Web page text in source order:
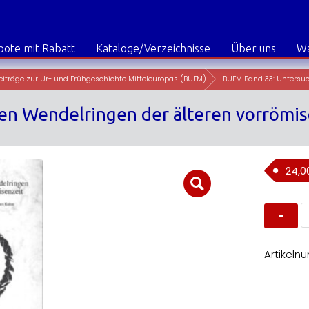
mit Rabatt Kataloge/Verzeichnisse Über uns
zur Ur- und Frühgeschichte Mitteleuropas (BUFM) BUFM Band 33:
Wendelringen der älteren